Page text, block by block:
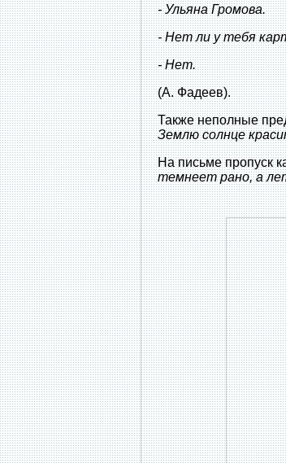
- Ульяна Громова.
- Нет ли у тебя
- Нет.
(А. Фадеев).
Также неполные
Землю солнце
На письме пропуск
темнеет рано, а